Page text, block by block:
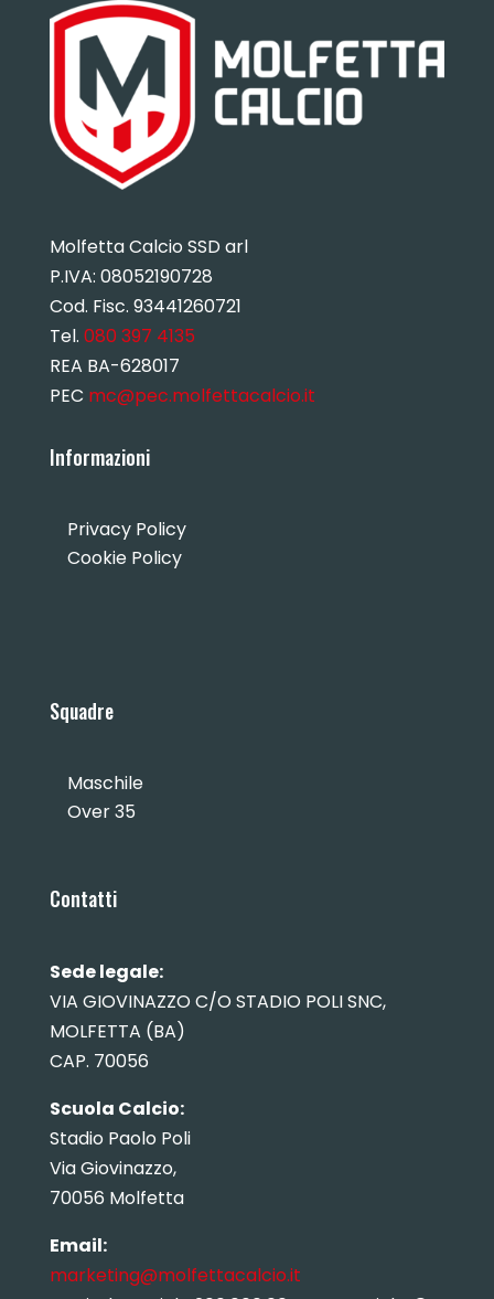
Molfetta Calcio SSD arl
P.IVA: 08052190728
Cod. Fisc. 93441260721
Tel. 080 397 4135
REA BA-628017
PEC mc@pec.molfettacalcio.it
Informazioni
Privacy Policy
Cookie Policy
Squadre
Maschile
Over 35
Contatti
Sede legale:
VIA GIOVINAZZO C/O STADIO POLI SNC,
MOLFETTA (BA)
CAP. 70056
Scuola Calcio:
Stadio Paolo Poli
Via Giovinazzo,
70056 Molfetta
Email:
marketing@molfettacalcio.it